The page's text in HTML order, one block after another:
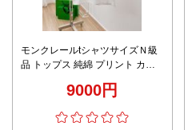
モンクレールtシャツサイズＮ級
品 トップス 純綿 プリント カジ
9000円